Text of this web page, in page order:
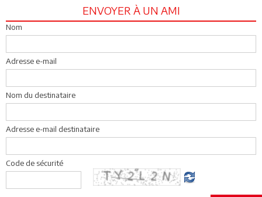
ENVOYER À UN AMI
Nom
Adresse e-mail
Nom du destinataire
Adresse e-mail destinataire
Code de sécurité